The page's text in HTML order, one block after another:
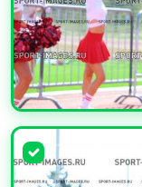
УВЕЛИЧИТЬ